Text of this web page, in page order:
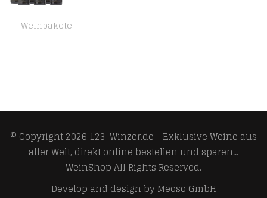
Weinpakete
© Copyright 2026 123-Winzer.de - Exklusive Weine aus
aller Welt, direkt online bestellen und sparen...
WeinShopAll Rights Reserved.
Develop and design byMeoso GmbH